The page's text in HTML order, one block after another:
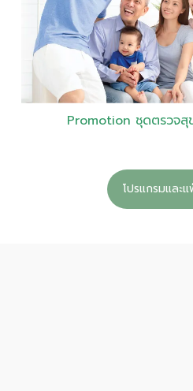
Promotion ชุดตรวจ
โปรแกรมและ